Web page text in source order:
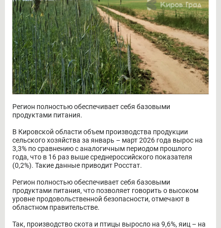
Регион полностью обеспечивает себя базовыми
продуктами питания.
В Кировской области объем производства продукции
сельского хозяйства за январь – март 2026 года вырос на
3,3% по сравнению с аналогичным периодом прошлого
года, что в 16 раз выше среднероссийского показателя
(0,2%). Такие данные приводит Росстат.
Регион полностью обеспечивает себя базовыми
продуктами питания, что позволяет говорить о высоком
уровне продовольственной безопасности, отмечают в
областном правительстве.
Так, производство скота и птицы выросло на 9,6%, яиц – на